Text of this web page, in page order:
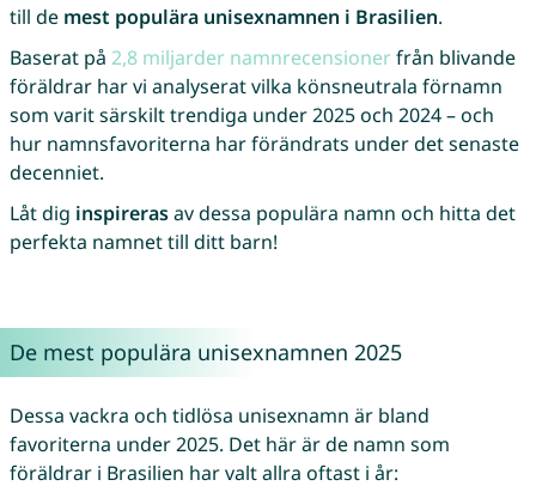
till de mest populära unisexnamnen i Brasilien.
Baserat på 2,8 miljarder namnrecensionerfrån blivande
föräldrar har vi analyserat vilka könsneutrala förnamn
som varit särskilt trendiga under 2025 och 2024 – och
hur namnsfavoriterna har förändrats under det senaste
decenniet.
Låt dig inspirerasav dessa populära namn och hitta det
perfekta namnet till ditt barn!
De mest populära unisexnamnen 2025
Dessa vackra och tidlösa unisexnamn är bland
favoriterna under 2025. Det här är de namn som
föräldrar i Brasilien har valt allra oftast i år: